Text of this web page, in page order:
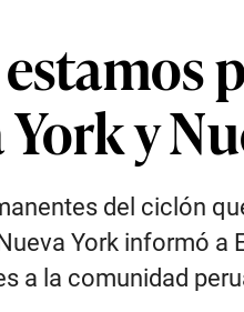
y
del ciclón
York informó a
a la comunidad